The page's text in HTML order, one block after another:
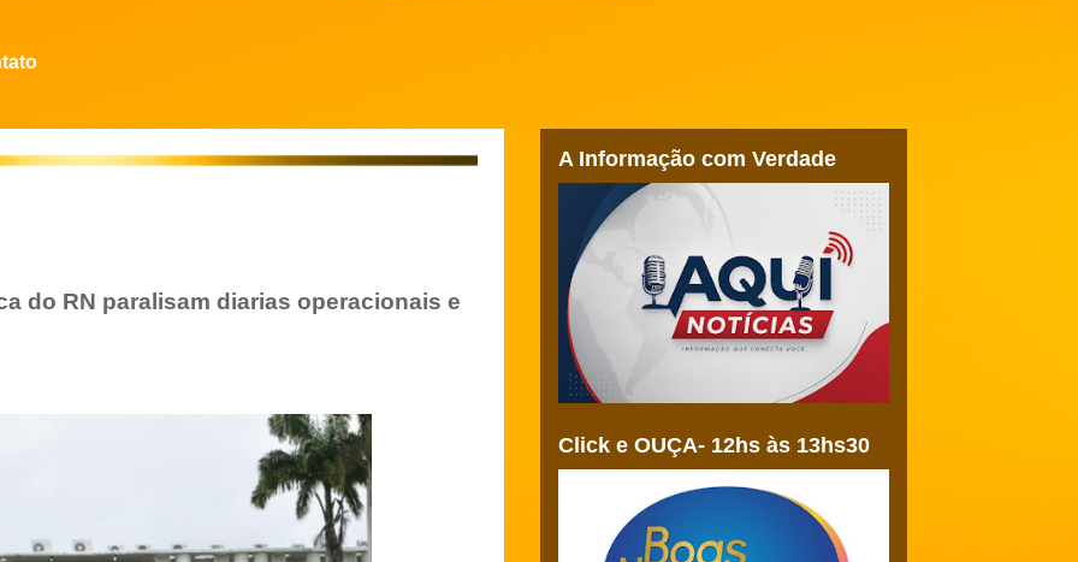
do RN paralisam diarias operacionais e
A Informação com Verdade
Click e OUÇA- 12hs às 13hs30